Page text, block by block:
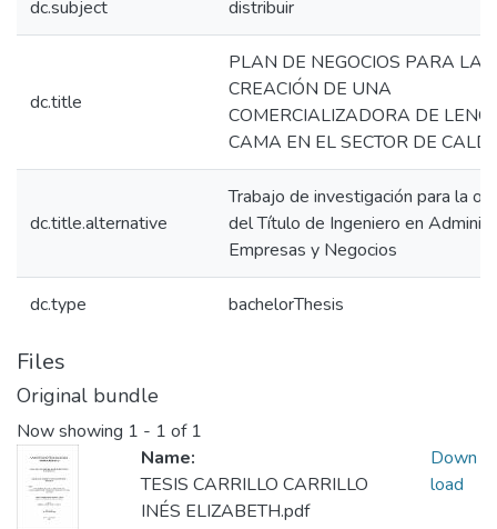
dc.subject distribuir
dc.title
PLAN DE NEGOCIOS PARA LA
CREACIÓN DE UNA
COMERCIALIZADORA DE
CAMA EN EL SECTOR DE
dc.title.alternative
Trabajo de investigación para la
del Título de Ingeniero en
Empresas y Negocios
dc.type bachelorThesis
Files
Original bundle
Now showing 1 - 1 of 1
Name:
TESIS CARRILLO CARRILLO
INÉS ELIZABETH.pdf
Down
load